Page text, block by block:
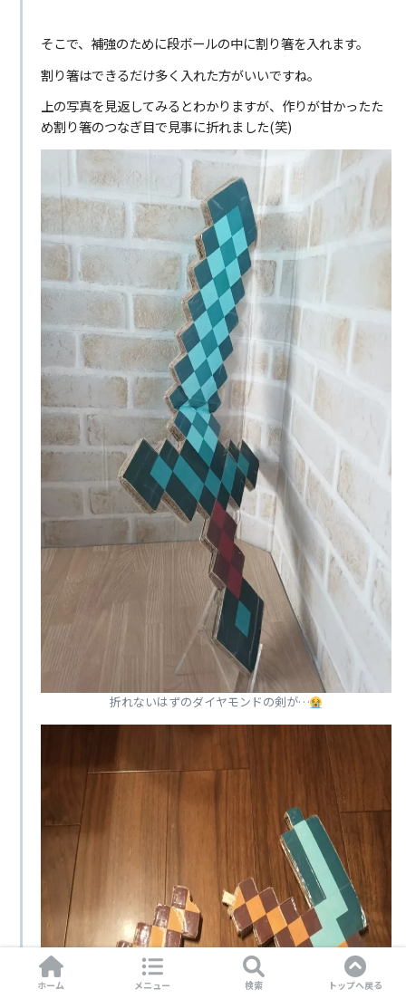
そこで、補強のために段ボールの中に割り箸を入れます。
割り箸はできるだけ多く入れた方がいいですね。
上の写真を見返してみるとわかりますが、作りが甘かったた
め割り箸のつなぎ目で見事に折れました(笑)
折れないはずのダイヤモンドの剣が…
ホーム メニュー 検索 トップへ戻る